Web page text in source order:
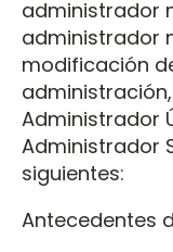
administrador
administrador
modificación
Administrador
Administrador
siguientes:
Antecedentes